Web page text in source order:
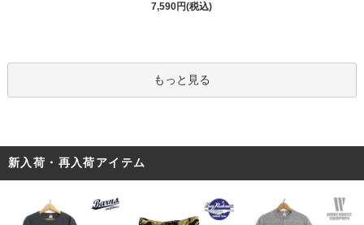
7,590円(税込)
もっと見る
新入荷・再入荷アイテム